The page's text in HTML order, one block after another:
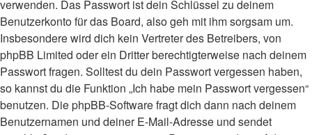
verwenden. Das Passwort ist dein Schlüssel zu deinem
Benutzerkonto für das Board, also geh mit ihm sorgsam um.
Insbesondere wird dich kein Vertreter des Betreibers, von
phpBB Limited oder ein Dritter berechtigterweise nach deinem
Passwort fragen. Solltest du dein Passwort vergessen haben,
so kannst du die Funktion „Ich habe mein Passwort vergessen“
benutzen. Die phpBB-Software fragt dich dann nach deinem
Benutzernamen und deiner E-Mail-Adresse und sendet